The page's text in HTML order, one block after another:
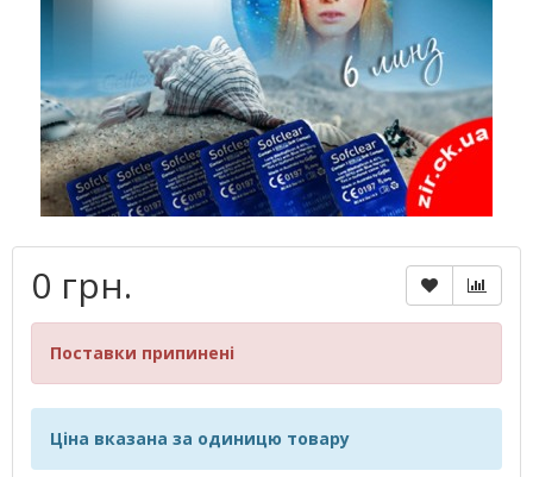
0 грн.
Поставки припинені
Ціна вказана за одиницю товару